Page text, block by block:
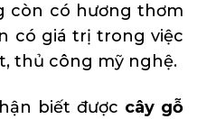
còn có hương thơm
có giá trị trong việc
thủ công mỹ nghệ.
biết được cây gỗ